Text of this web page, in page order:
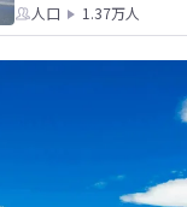
人口 1.37万人